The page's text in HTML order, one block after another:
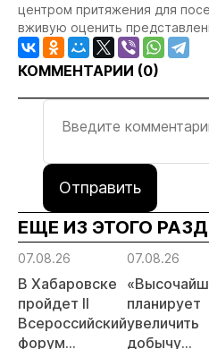
центром притяжения для
вживую оценить
КОММЕНТАРИИ (0)
Отправить
ЕЩЕ ИЗ ЭТОГО
07.08.26
В Хабаровске
пройдет II
Всероссийский
форум
07.08.26
планирует
увеличить
добычу